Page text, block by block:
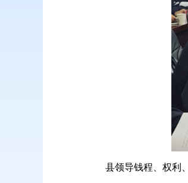
县领导钱程、权利